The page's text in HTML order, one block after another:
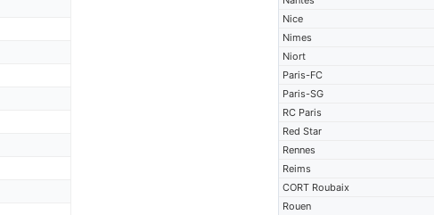
Nice
Nimes
Niort
Paris-FC
Paris-SG
RC Paris
Red Star
Rennes
Reims
CORT Roubaix
Rouen